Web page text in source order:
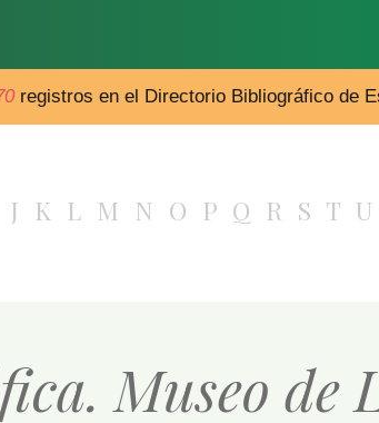
registros en el Directorio Bibliográfico de
J K L M N O P Q R S T U
Museo de